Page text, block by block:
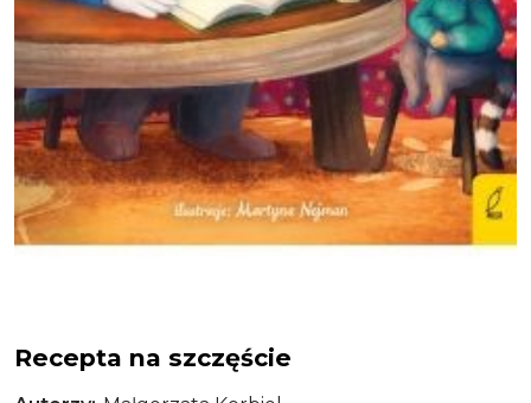
Recepta na szczęście